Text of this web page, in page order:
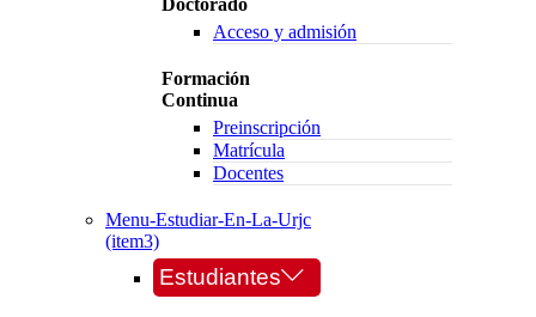
Acceso y admisión
Formación
Continua
Preinscripción
Matrícula
Docentes
Menu-Estudiar-En-La-Urjc
(item3)
Estudiantes